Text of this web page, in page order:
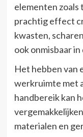
elementen zoals
prachtig effect
kwasten,
ook onmisbaar
Het hebben van
werkruimte met
handbereik kan
materialen en